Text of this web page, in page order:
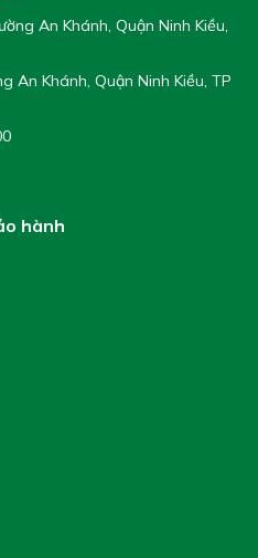
An Khánh, Quận Ninh Kiều,
An Khánh, Quận Ninh Kiều, TP
hành